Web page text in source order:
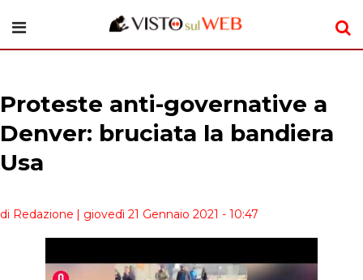
Proteste anti-governative a
Denver: bruciata la bandiera
Usa
di Redazione | giovedì 21 Gennaio 2021 - 10:47